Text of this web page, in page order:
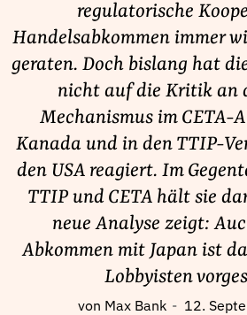
Lobbykontrolle und Regeln
Lobbyismus und Klima
Macht der Digitalkonzerne
Spenden & Fördern
Jetzt Spenden
Geschenkspende
Bußgelder und Geldauflagen
Projektspende
Testamentsspende
regulatorische
Handelsabkommen immer
geraten. Doch bislang hat
nicht auf die Kritik an
Mechanismus im CETA-
Kanada und in den TTIP-
den USA reagiert. Im
TTIP und CETA hält sie
neue Analyse zeigt:
Abkommen mit Japan ist
Lobbyisten
von Max Bank 12.